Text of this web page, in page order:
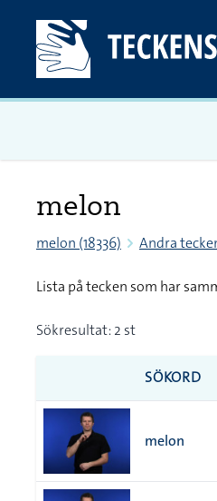
melon
melon (18336) Andra
Lista på tecken som har
Sökresultat: 2 st
SÖKORD
melon